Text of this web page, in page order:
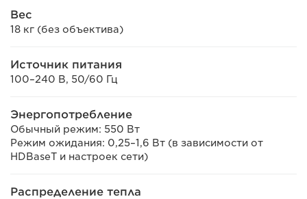
Вес
18 кг (без объектива)
Источник питания
100–240 В, 50/60 Гц
Энергопотребление
Обычный режим: 550 Вт
Режим ожидания: 0,25–1,6 Вт (в зависимости от
HDBaseT и настроек сети)
Распределение тепла